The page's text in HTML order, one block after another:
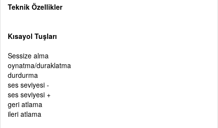
Teknik Özellikler
Kısayol Tuşları
Sessize alma
oynatma/duraklatma
durdurma
ses seviyesi -
ses seviyesi +
geri atlama
ileri atlama